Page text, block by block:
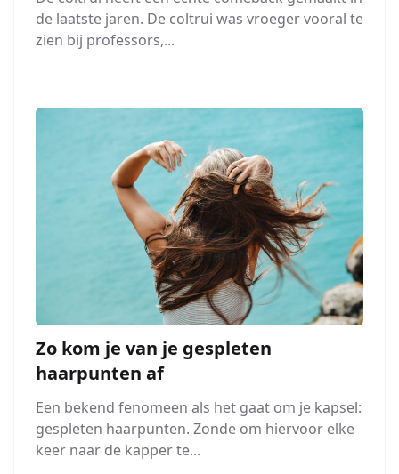
de laatste jaren. De coltrui was vroeger vooral te
zien bij professors,...
Zo kom je van je gespleten
haarpunten af
Een bekend fenomeen als het gaat om je kapsel:
gespleten haarpunten. Zonde om hiervoor elke
keer naar de kapper te...